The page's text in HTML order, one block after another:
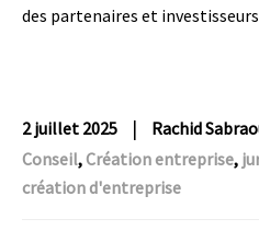
des partenaires et
2 juillet 2025 | Rachid
Conseil,Création entreprise,
création d'entreprise